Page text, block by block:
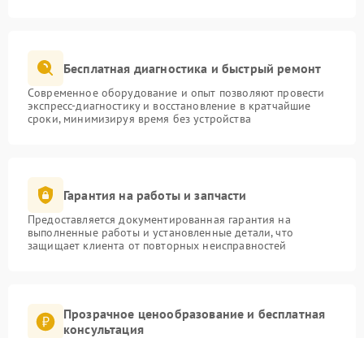
Бесплатная диагностика и быстрый ремонт
Современное оборудование и опыт позволяют провести
экспресс-диагностику и восстановление в кратчайшие
сроки, минимизируя время без устройства
Гарантия на работы и запчасти
Предоставляется документированная гарантия на
выполненные работы и установленные детали, что
защищает клиента от повторных неисправностей
Прозрачное ценообразование и бесплатная
консультация